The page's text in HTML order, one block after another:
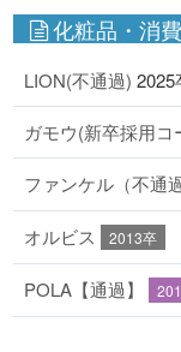
化粧品・消
LION(不通過) 2025
ガモウ(新卒採用コ
ファンケル（不通過
オルビス 2013卒
POLA【通過】